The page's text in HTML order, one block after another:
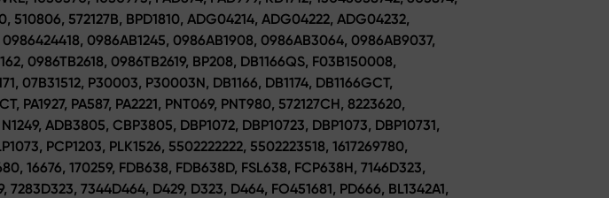
510806, 572127B, BPD1810, ADG04214, ADG04222, ADG04232,
0986424418, 0986AB1245, 0986AB1908, 0986AB3064, 0986AB9037,
0986TB2618, 0986TB2619, BP208, DB1166QS, F03B150008,
07B31512, P30003, P30003N, DB1166, DB1174, DB1166GCT,
PA1927, PA587, PA2221, PNT069, PNT980, 572127CH, 8223620,
ADB3805, CBP3805, DBP1072, DBP10723, DBP1073, DBP10731,
PCP1203, PLK1526, 5502222222, 5502223518, 1617269780,
16676, 170259, FDB638, FDB638D, FSL638, FCP638H, 7146D323,
7283D323, 7344D464, D429, D323, D464, FO451681, PD666, BL1342A1,